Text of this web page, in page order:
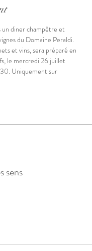
un diner champêtre et
du Domaine Peraldi.
et vins, sera préparé en
le mercredi 26 juillet
Uniquement sur
sens